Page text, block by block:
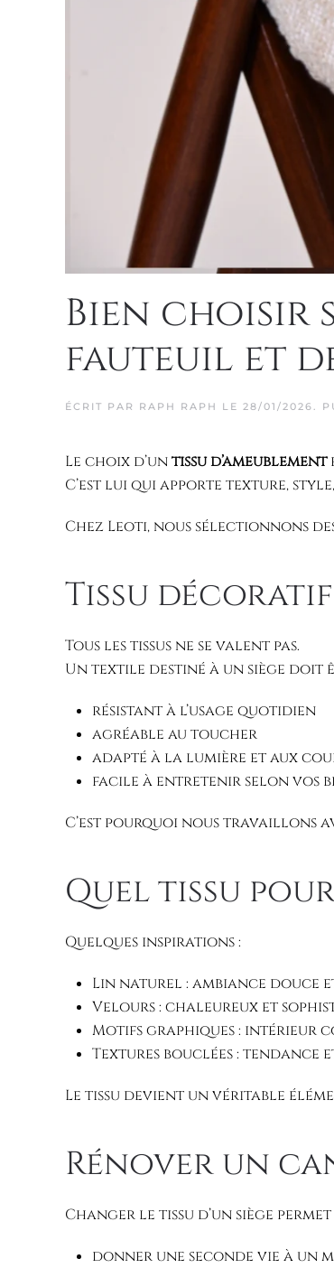
Bien choisir
fauteuil et
ÉCRIT PAR RAPH RAPH LE 28/01/2026.
Le choix d’untissu d’ameublement
C’est lui qui apporte texture,
Chez Leoti, nous sélectionnons
Tissu
Tous les tissus ne se valent pas.
Un textile destiné à un siège doit
résistant à l’usage quotidien
agréable au toucher
adapté à la lumière et aux
facile à entretenir selon vos
C’est pourquoi nous travaillons
Quel tissu
Quelques inspirations :
Lin naturel : ambiance douce
Velours : chaleureux et
Motifs graphiques : intérieur
Textures bouclées : tendance
Le tissu devient un véritable
Rénover un
Changer le tissu d’un siège permet
donner une seconde vie à un